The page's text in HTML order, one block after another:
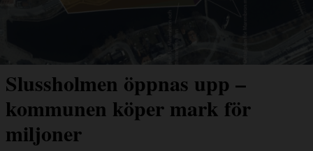
Slussholmen öppnas upp –
kommunen köper mark för
miljoner